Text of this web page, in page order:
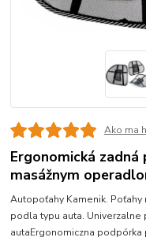
Ako ma
Ergonomická
masážnym
Autopoťahy Kamenik.
podla typu auta. Univerzalne
autaErgonomiczna